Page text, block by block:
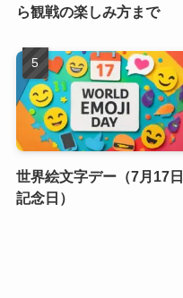
ら観戦の楽しみ方まで
世界絵文字デー（7月17日
記念日）